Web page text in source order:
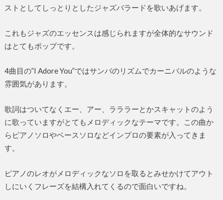
ストとしてしっとりとしたジャズバラードを歌いあげます。
これもジャズのエッセンスは感じられますが全体的なサウンド
はとてもポップです。
4曲目の”I Adore You”ではサンバのリズムでカーニバルのような
雰囲気があります。
歌詞はついてなくエー、アー、ラララーとかスキャットのよう
に歌っていますがとてもメロディックなテーマです。この曲か
らピアノソロやベースソロなどインプロの要素が入ってきま
す。
ピアノのレオがメロディックなソロを取るとみせかけてアウト
しにいくフレーズを結構入れてくるので面白いですね。